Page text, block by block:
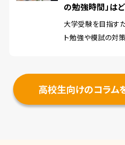
の勉強時間」は
大学受験を目指す
ト勉強や模試の対策
す。 勉強時間の長さ
高校生向けのコラム